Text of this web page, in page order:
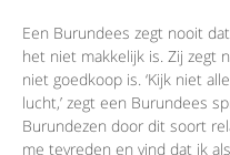
Een Burundees zegt nooit
het niet makkelijk is. Zij zegt
niet goedkoop is. ‘Kijk niet
lucht,’ zegt een Burundees
Burundezen door dit soort
me tevreden en vind dat ik